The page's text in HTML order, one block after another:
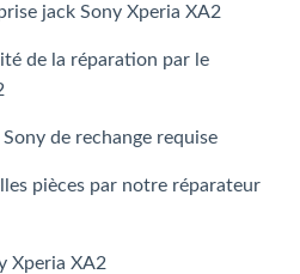
jack Sony Xperia XA2
de la réparation par le
de rechange requise
pièces par notre réparateur
Xperia XA2